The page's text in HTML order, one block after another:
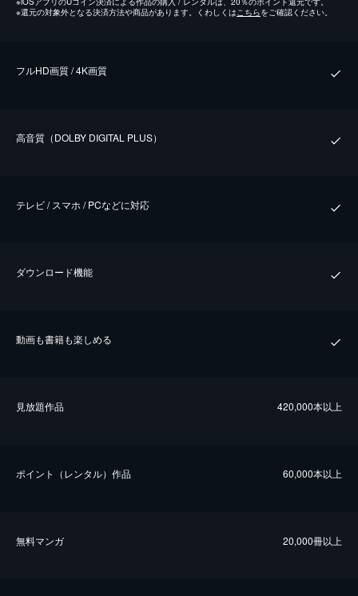
※還元の対象外となる決済方法や商品があります。くわしくは こちらをご確認ください。
フルHD画質 / 4K画質
⾼⾳質（DOLBY DIGITAL PLUS）
テレビ / スマホ / PCなどに対応
ダウンロード機能
動画も書籍も楽しめる
⾒放題作品 420,000本以上
ポイント（レンタル）作品 60,000本以上
無料マンガ 20,000冊以上